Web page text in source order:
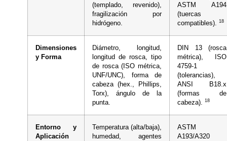
(templado, revenido),
fragilización por
hidrógeno.
ASTM A194
(tuercas
compatibles).
18
Dimensiones
y Forma
Diámetro, longitud,
longitud de rosca, tipo
de rosca (ISO métrica,
UNF/UNC), forma de
cabeza (hex., Phillips,
Torx), ángulo de la
punta.
DIN 13 (rosca
métrica), ISO
4759-1
(tolerancias),
ANSI B18.x
(formas de
cabeza).
18
Entorno y
Aplicación
Temperatura (alta/baja),
humedad, agentes
ASTM
A193/A320